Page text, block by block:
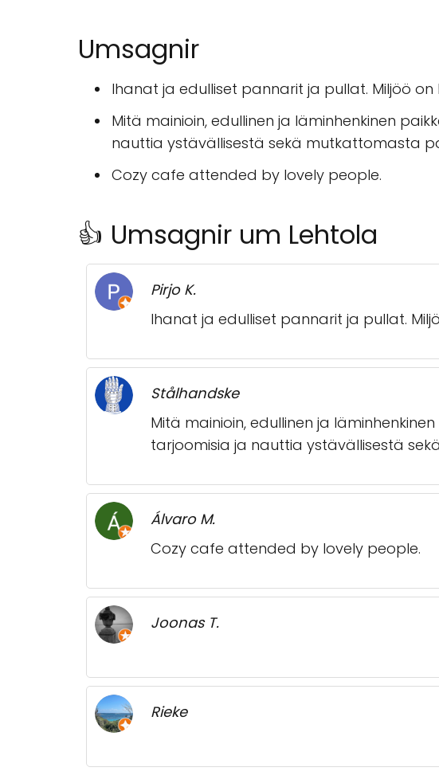
Umsagnir
Ihanat ja edulliset pannarit ja pullat. Miljöö on
Mitä mainioin, edullinen ja läminhenkinen
nauttia ystävällisestä sekä mutkattomasta
Cozy cafe attended by lovely people.
👍 Umsagnir um Lehtola
Pirjo K.
Ihanat ja edulliset pannarit ja pullat.
Stålhandske
Mitä mainioin, edullinen ja
tarjoomisia ja nauttia ystävällisestä
Álvaro M.
Cozy cafe attended by lovely people.
Joonas T.
Rieke